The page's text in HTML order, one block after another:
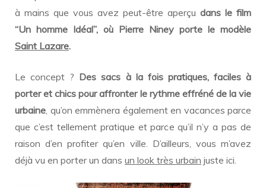
à mains que vous avez peut-être aperçu dans le film
“Un homme Idéal”, où Pierre Niney porte le modèle
Saint Lazare.
Le concept ? Des sacs à la fois pratiques, faciles à
porter et chics pour affronter le rythme effréné de la vie
urbaine , qu’on emmènera également en vacances parce
que c’est tellement pratique et parce qu’il n’y a pas de
raison d’en profiter qu’en ville. D’ailleurs, vous m’avez
déjà vu en porter un dans un look très urbain juste ici.